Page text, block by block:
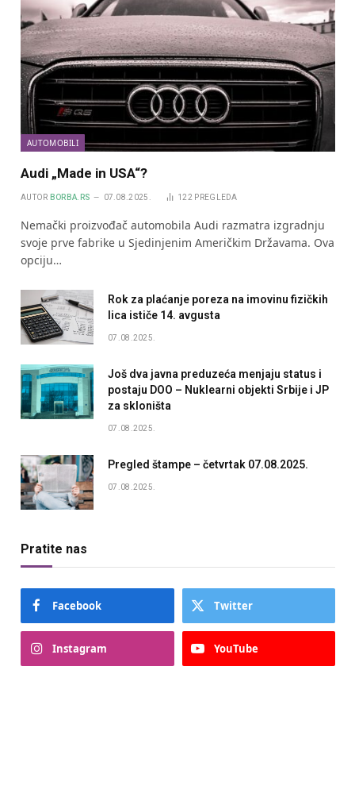
AUTOMOBILI
Audi „Made in USA“?
AUTOR BORBA.RS 07.08.2025. 122 PREGLEDA
Nemački proizvođač automobila Audi razmatra izgradnju
svoje prve fabrike u Sjedinjenim Američkim Državama. Ova
opciju…
Rok za plaćanje poreza na imovinu fizičkih
lica ističe 14. avgusta
07.08.2025.
Još dva javna preduzeća menjaju status i
postaju DOO – Nuklearni objekti Srbije i JP
za skloništa
07.08.2025.
Pregled štampe – četvrtak 07.08.2025.
07.08.2025.
Pratite nas
Facebook Twitter
Instagram YouTube